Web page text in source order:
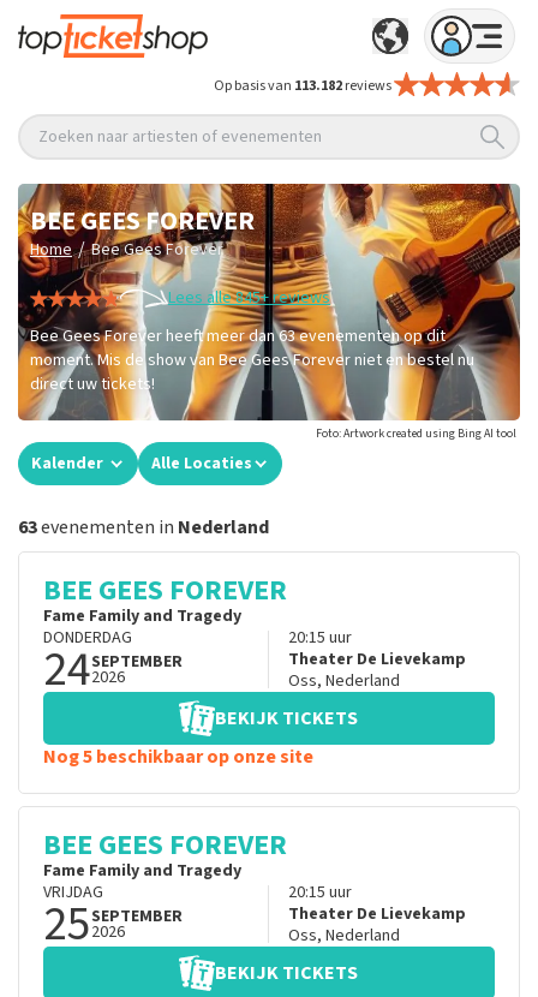
Op basis van 113.182reviews
Zoeken naar artiesten of evenementen
BEE GEES FOREVER
Home / Bee Gees Forever
Lees alle 845+ reviews
Bee Gees Forever heeft meer dan 63 evenementen op dit
moment. Mis de show van Bee Gees Forever niet en bestel nu
direct uw tickets!
Foto: Artwork created using Bing AI tool
Kalender Alle Locaties
63evenementen in Nederland
BEE GEES FOREVER
Fame Family and Tragedy
DONDERDAG
24SEPTEMBER
2026
20:15 uur
Theater De Lievekamp
Oss, Nederland
BEKIJK TICKETS
Nog 5 beschikbaar op onze site
BEE GEES FOREVER
Fame Family and Tragedy
VRIJDAG
25SEPTEMBER
2026
20:15 uur
Theater De Lievekamp
Oss, Nederland
BEKIJK TICKETS